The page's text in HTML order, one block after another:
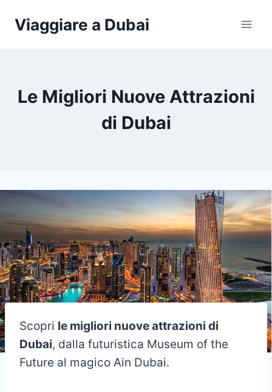
Viaggiare a Dubai
Le Migliori Nuove Attrazioni
di Dubai
Scopri le migliori nuove attrazioni di
Dubai, dalla futuristica Museum of the
Future al magico Ain Dubai.